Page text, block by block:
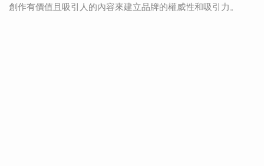
創作有價值且吸引人的內容來建立品牌的權威性和吸引力。